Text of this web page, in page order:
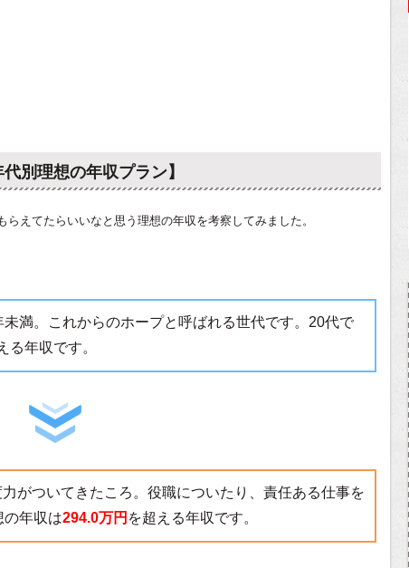
別理想の年収プラン】
えてたらいいなと思う理想の年収を考察してみました。
満。これからのホープと呼ばれる世代です。20代で
る年収です。
がついてきたころ。役職についたり、責任ある仕事を
の年収は294.0万円 を超える年収です。